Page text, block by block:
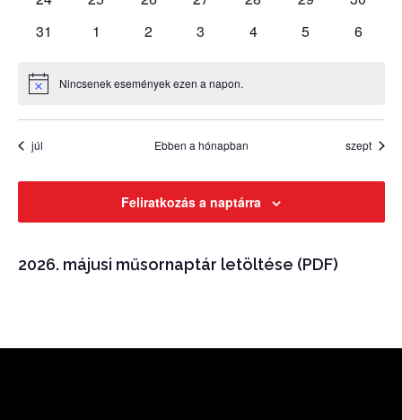
0
31
0
1
0
2
0
3
0
4
0
5
0
6
Notice Nincsenek események ezen a napon.
júl Ebben a hónapban szept
Feliratkozás a naptárra
2026. májusi műsornaptár letöltése (PDF)